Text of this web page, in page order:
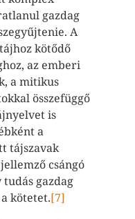
gazdag
A
kötődő
az emberi
a mitikus
összefüggő
is
a
tájszavak
csángó
gazdag
kötetet.[7]